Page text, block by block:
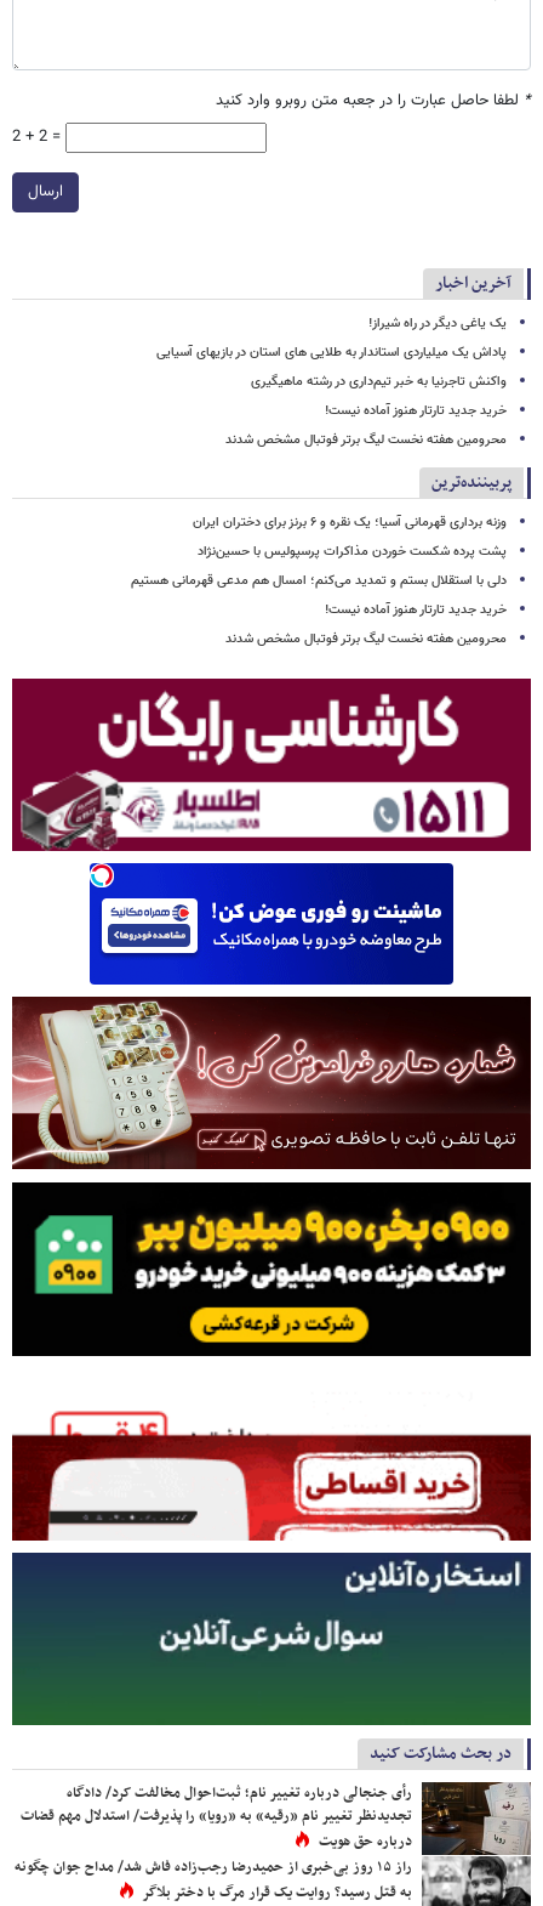
* لطفا حاصل عبارت را در جعبه متن روبرو وارد کنید
2 + 2 =
ارسال
آخرین اخبار
یک یاغی دیگر در راه شیراز!
پاداش یک میلیاردی استاندار به طلایی های استان در بازیهای آسیایی
واکنش تاجرنیا به خبر تیم‌داری در رشته ماهیگیری
خرید جدید تارتار هنوز آماده نیست!
محرومین هفته نخست لیگ برتر فوتبال مشخص شدند
پربیننده‌ترین
وزنه برداری قهرمانی آسیا؛ یک نقره و ۶ برنز برای دختران ایران
پشت پرده شکست خوردن مذاکرات پرسپولیس با حسین‌نژاد
دلی با استقلال بستم و تمدید می‌کنم؛ امسال هم مدعی قهرمانی هستیم
خرید جدید تارتار هنوز آماده نیست!
محرومین هفته نخست لیگ برتر فوتبال مشخص شدند
در بحث مشارکت کنید
رأی جنجالی درباره تغییر نام؛ ثبت‌احوال مخالفت کرد/ دادگاه
تجدیدنظر تغییر نام «رقیه» به «رویا» را پذیرفت/ استدلال مهم قضات
درباره حق هویت
راز ۱۵ روز بی‌خبری از حمیدرضا رجب‌زاده فاش شد/ مداح جوان چگونه
به قتل رسید؟ روایت یک قرار مرگ با دختر بلاگر